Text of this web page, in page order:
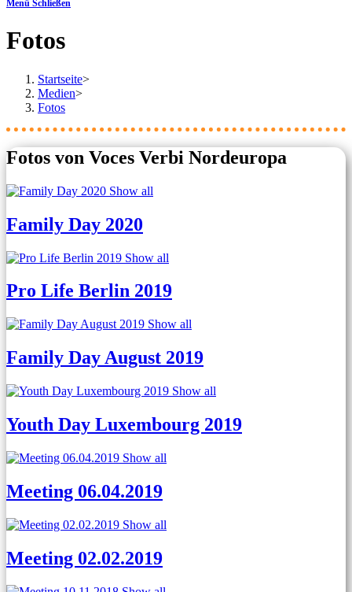
Menü Schließen
Fotos
Startseite>
Medien>
Fotos
Fotos von Voces Verbi Nordeuropa
Show all
Family Day 2020
Show all
Pro Life Berlin 2019
Show all
Family Day August 2019
Show all
Youth Day Luxembourg 2019
Show all
Meeting 06.04.2019
Show all
Meeting 02.02.2019